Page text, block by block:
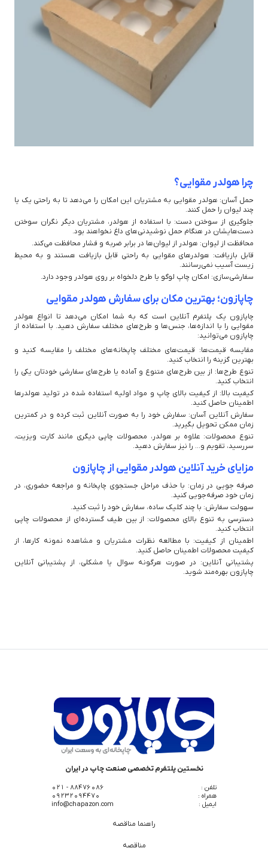
چرا هولدر مقوایی؟
حمل آسان: هولدر مقوایی به مشتریان این امکان را می‌دهد تا به راحتی یک یا
چند لیوان را حمل کنند.
جلوگیری از سوختن دست: با استفاده از هولدر، مشتریان دیگر نگران سوختن
دست‌هایشان در هنگام حمل نوشیدنی‌های داغ نخواهند بود.
محافظت از لیوان: هولدر از لیوان‌ها در برابر ضربه و فشار محافظت می‌کند.
قابل بازیافت: هولدرهای مقوایی به راحتی قابل بازیافت هستند و به محیط
زیست آسیب نمی‌رسانند.
سفارشی‌سازی: امکان چاپ لوگو یا طرح دلخواه بر روی هولدر وجود دارد.
چاپازون؛ بهترین مکان برای سفارش هولدر مقوایی
چاپازون یک پلتفرم آنلاین است که به شما امکان می‌دهد تا انواع هولدر
مقوایی را با اندازه‌ها، جنس‌ها و طرح‌های مختلف سفارش دهید. با استفاده از
چاپازون می‌توانید:
مقایسه قیمت‌ها: قیمت‌های مختلف چاپخانه‌های مختلف را مقایسه کنید و
بهترین گزینه را انتخاب کنید.
تنوع طرح‌ها: از بین طرح‌های متنوع و آماده یا طرح‌های سفارشی خودتان یکی را
انتخاب کنید.
کیفیت بالا: از کیفیت بالای چاپ و مواد اولیه استفاده شده در تولید هولدرها
اطمینان حاصل کنید.
سفارش آنلاین آسان: سفارش خود را به صورت آنلاین ثبت کرده و در کمترین
زمان ممکن تحویل بگیرید.
تنوع محصولات: علاوه بر هولدر، محصولات چاپی دیگری مانند کارت ویزیت،
سررسید، تقویم و... را نیز سفارش دهید.
مزایای خرید آنلاین هولدر مقوایی از چاپازون
صرفه جویی در زمان: با حذف مراحل جستجوی چاپخانه و مراجعه حضوری، در
زمان خود صرفه‌جویی کنید.
سهولت سفارش: با چند کلیک ساده، سفارش خود را ثبت کنید.
دسترسی به تنوع بالای محصولات: از بین طیف گسترده‌ای از محصولات چاپی
انتخاب کنید.
اطمینان از کیفیت: با مطالعه نظرات مشتریان و مشاهده نمونه کارها، از
کیفیت محصولات اطمینان حاصل کنید.
پشتیبانی آنلاین: در صورت هرگونه سوال یا مشکلی، از پشتیبانی آنلاین
چاپازون بهره‌مند شوید.
نخستین پلتفرم تخصصی صنعت چاپ در ایران
تلفن :
88476086 - 021
همراه :
09232094470
ایمیل :
info@chapazon.com
راهنما مناقصه
مناقصه